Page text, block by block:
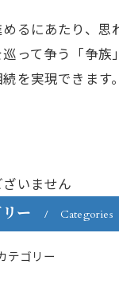
るにあたり、
って争う「争
を実現できます。
いません
ー Categories
テゴリー